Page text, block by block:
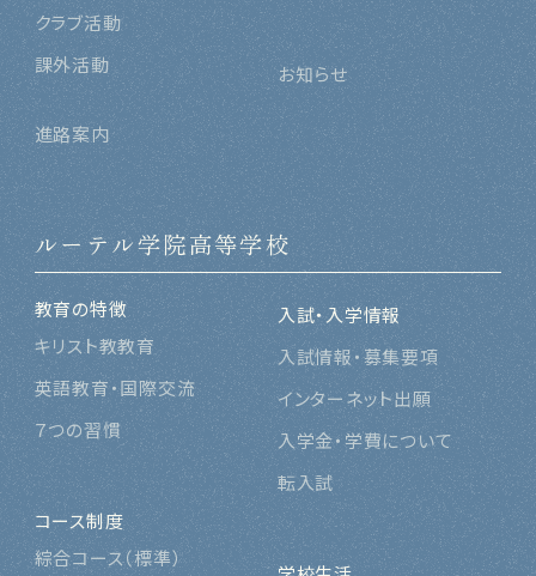
クラブ活動
課外活動
進路案内
お知らせ
ルーテル学院高等学校
教育の特徴
キリスト教教育
英語教育・国際交流
７つの習慣
コース制度
綜合コース（標準）
入試・入学情報
入試情報・募集要項
インターネット出願
入学金・学費について
転入試